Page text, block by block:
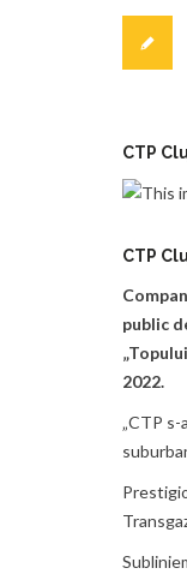
CTP
CTP
public
2022.
„CTP